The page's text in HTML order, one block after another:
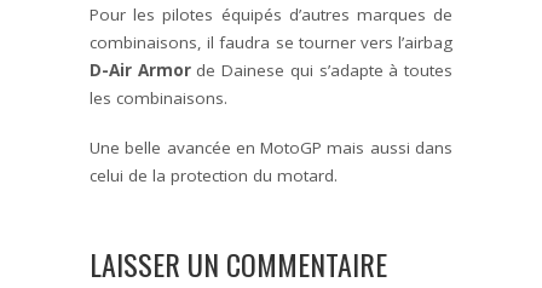
Pour les pilotes équipés d’autres marques de
combinaisons, il faudra se tourner vers l’airbag
D-Air Armorde Dainese qui s’adapte à toutes
les combinaisons.
Une belle avancée en MotoGP mais aussi dans
celui de la protection du motard.
LAISSER UN COMMENTAIRE